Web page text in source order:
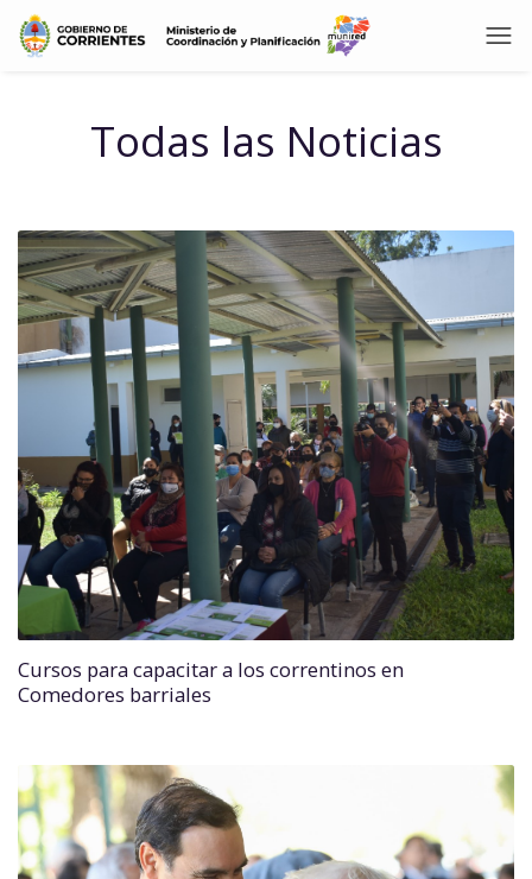
Todas las Noticias
Cursos para capacitar a los correntinos en
Comedores barriales